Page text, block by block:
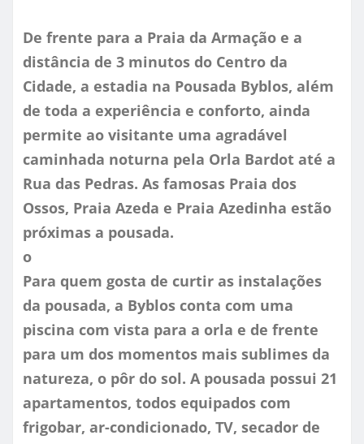
De frente para a Praia da Armação e a
distância de 3 minutos do Centro da
Cidade, a estadia na Pousada Byblos, além
de toda a experiência e conforto, ainda
permite ao visitante uma agradável
caminhada noturna pela Orla Bardot até a
Rua das Pedras. As famosas Praia dos
Ossos, Praia Azeda e Praia Azedinha estão
próximas a pousada.
o
Para quem gosta de curtir as instalações
da pousada, a Byblos conta com uma
piscina com vista para a orla e de frente
para um dos momentos mais sublimes da
natureza, o pôr do sol. A pousada possui 21
apartamentos, todos equipados com
frigobar, ar-condicionado, TV, secador de